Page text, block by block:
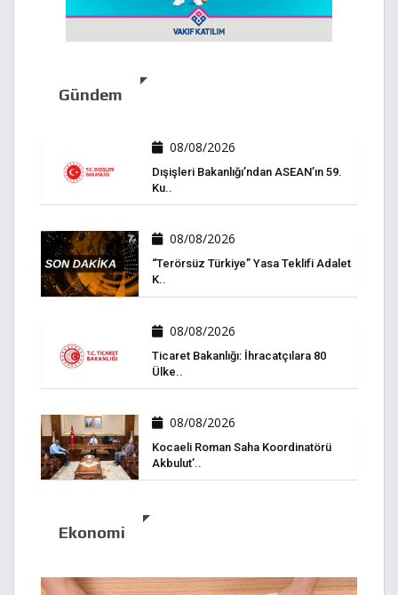
Gündem
08/08/2026
Dışişleri Bakanlığı’ndan ASEAN’ın 59.
Ku..
08/08/2026
“Terörsüz Türkiye” Yasa Teklifi Adalet
K..
08/08/2026
Ticaret Bakanlığı: İhracatçılara 80
Ülke..
08/08/2026
Kocaeli Roman Saha Koordinatörü
Akbulut’..
Ekonomi